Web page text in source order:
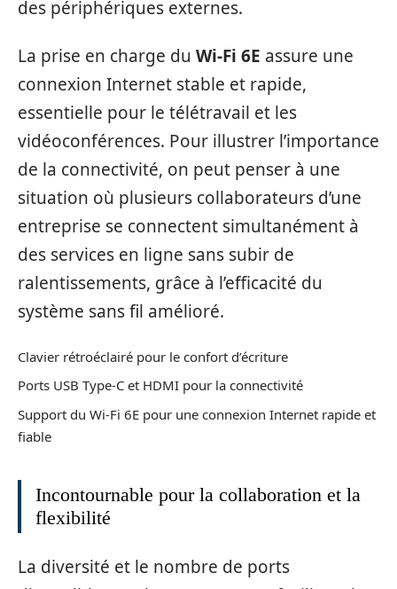
des périphériques externes.
La prise en charge du Wi-Fi 6E assure une
connexion Internet stable et rapide,
essentielle pour le télétravail et les
vidéoconférences. Pour illustrer l’importance
de la connectivité, on peut penser à une
situation où plusieurs collaborateurs d’une
entreprise se connectent simultanément à
des services en ligne sans subir de
ralentissements, grâce à l’efficacité du
système sans fil amélioré.
Clavier rétroéclairé pour le confort d’écriture
Ports USB Type-C et HDMI pour la connectivité
Support du Wi-Fi 6E pour une connexion Internet rapide et
fiable
Incontournable pour la collaboration et la
flexibilité
La diversité et le nombre de ports